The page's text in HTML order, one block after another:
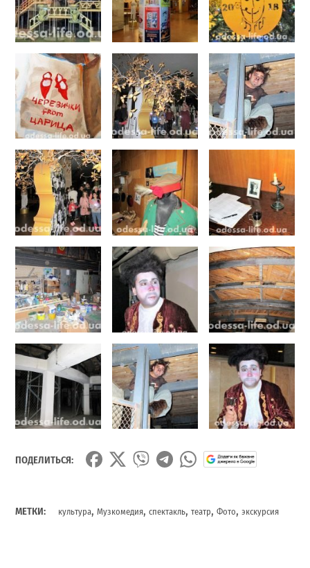
ПОДЕЛИТЬСЯ:
МЕТКИ: культура,Музкомедия,спектакль,театр,Фото,экскурсия